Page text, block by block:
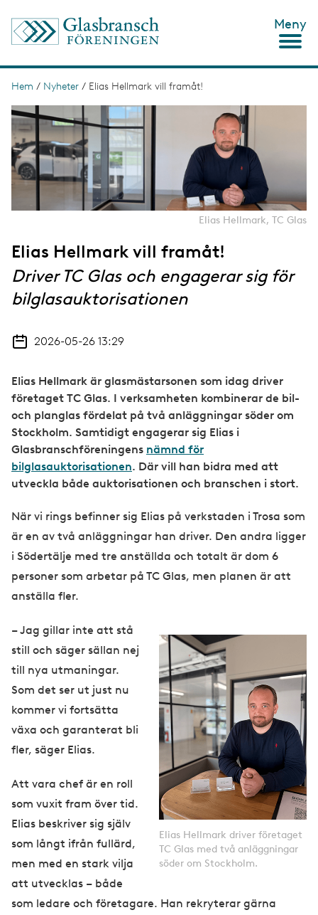
Meny
L
ä
n
k
s
t
Hem / Nyheter / Elias Hellmark vill framåt!
I
m
a
g
e
Elias Hellmark, TC Glas
Elias Hellmark vill framåt!
Driver TC Glas och engagerar sig för
bilglasauktorisationen
2026-05-26 13:29
Elias Hellmark är glasmästarsonen som idag driver
företaget TC Glas. I verksamheten kombinerar de bil-
och planglas fördelat på två anläggningar söder om
Stockholm. Samtidigt engagerar sig Elias i
Glasbranschföreningens nämnd för
bilglasauktorisationen. Där vill han bidra med att
utveckla både auktorisationen och branschen i stort.
När vi rings befinner sig Elias på verkstaden i Trosa som
är en av två anläggningar han driver. Den andra ligger
i Södertälje med tre anställda och totalt är dom 6
personer som arbetar på TC Glas, men planen är att
anställa fler.
Elias Hellmark driver företaget
TC Glas med två anläggningar
söder om Stockholm.
– Jag gillar inte att stå
still och säger sällan nej
till nya utmaningar.
Som det ser ut just nu
kommer vi fortsätta
växa och garanterat bli
fler, säger Elias.
Att vara chef är en roll
som vuxit fram över tid.
Elias beskriver sig själv
som långt ifrån fullärd,
men med en stark vilja
att utvecklas – både
som ledare och företagare. Han rekryterar gärna